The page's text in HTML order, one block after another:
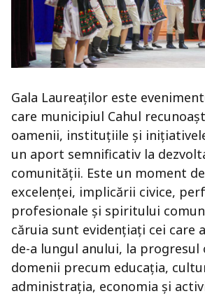
Gala Laureaților este
care municipiul Cahul
oamenii, instituțiile și
un aport semnificativ la
comunității. Este un moment
excelenței, implicării civice,
profesionale și spiritului
căruia sunt evidențiați cei care
de-a lungul anului, la progresul
domenii precum educația,
administrația, economia și